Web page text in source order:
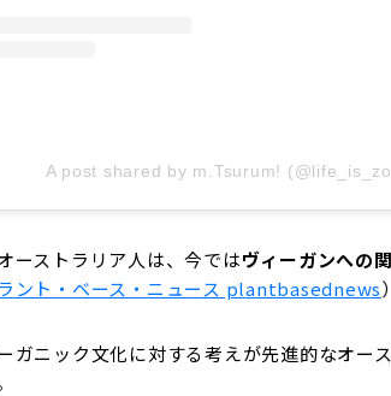
A post shared by m.Tsurum!
ーストラリア人は、今ではヴィーガンへの
ント・ベース・ニュース plantbasednews）
ガニック文化に対する考えが先進的なオー